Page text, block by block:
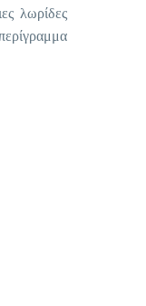
λωρίδες